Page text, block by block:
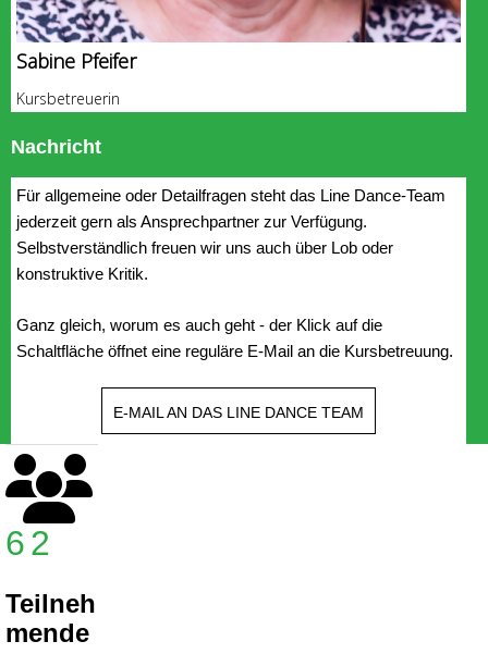
Sabine Pfeifer
Kursbetreuerin
Nachricht
Für allgemeine oder Detailfragen steht das Line Dance-Team
jederzeit gern als Ansprechpartner zur Verfügung.
Selbstverständlich freuen wir uns auch über Lob oder
konstruktive Kritik.
Ganz gleich, worum es auch geht - der Klick auf die
Schaltfläche öffnet eine reguläre E-Mail an die Kursbetreuung.
E-MAIL AN DAS LINE DANCE TEAM
62
Teilneh
mende